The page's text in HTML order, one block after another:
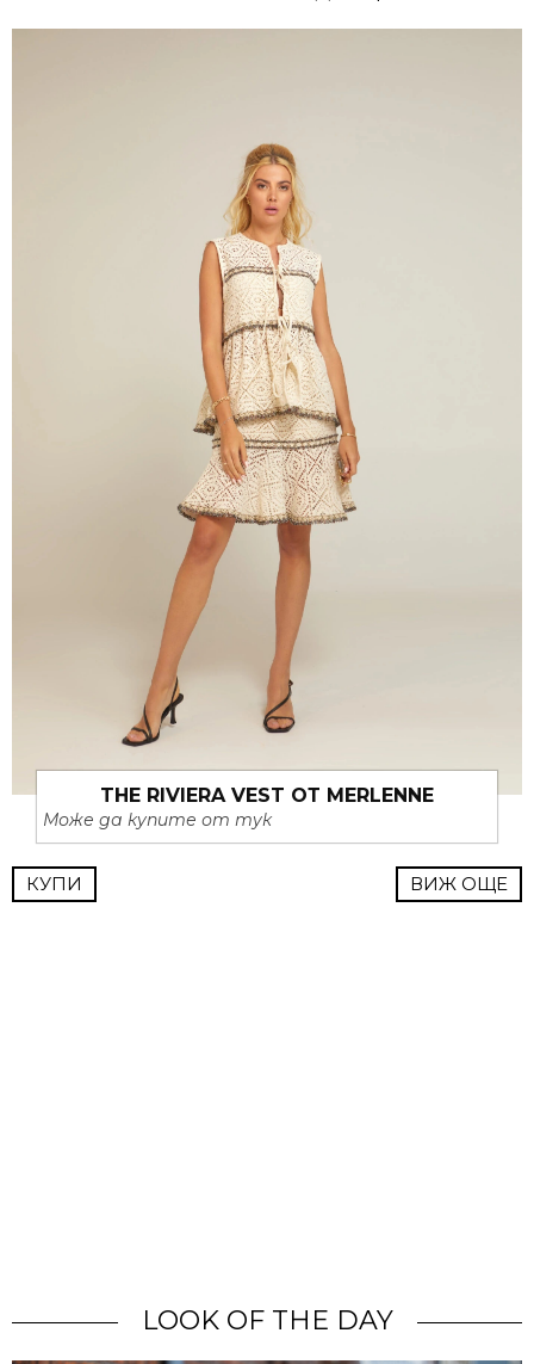
THE RIVIERA VEST ОТ MERLENNE
Може да купите от тук
КУПИ ВИЖ ОЩЕ
LOOK OF THE DAY